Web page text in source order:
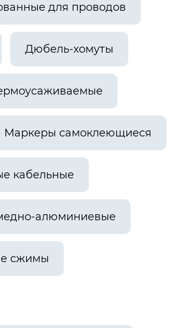
для проводов
Дюбель-хомуты
Маркеры самоклеющиеся
кабельные
алюминиевые
сжимы